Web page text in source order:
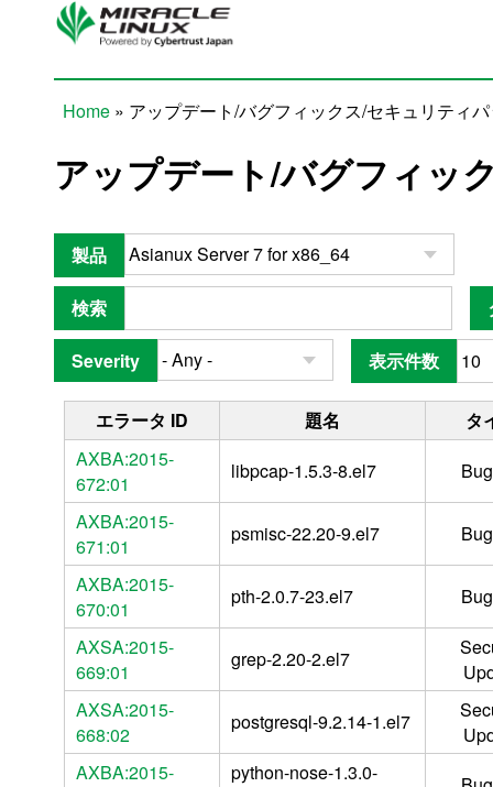
Skip to main content
Home » アップデート/バグフィックス/セキュリティ
アップデート/バグフィッ
製品
検索
Severity 表示件数
エラータ ID 題名
タ
AXBA:2015-
672:01
libpcap-1.5.3-8.el7
AXBA:2015-
671:01
psmisc-22.20-9.el7
AXBA:2015-
670:01
pth-2.0.7-23.el7
AXSA:2015-
669:01
grep-2.20-2.el7
AXSA:2015-
668:02
postgresql-9.2.14-1.el7
AXBA:2015-
python-nose-1.3.0-